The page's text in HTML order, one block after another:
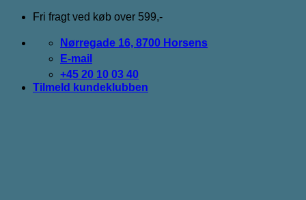
Fortsæt
indhold
Fri fragt ved køb over 599,-
Nørregade 16, 8700 Horsens
E-mail
+45 20 10 03 40
Tilmeld kundeklubben